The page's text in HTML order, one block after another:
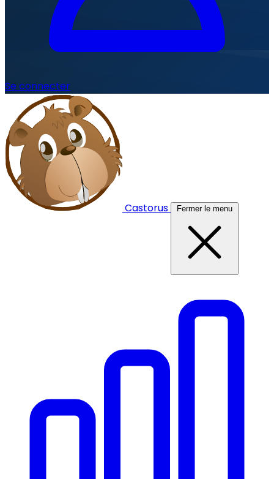
Se connecter
Castorus Fermer le menu